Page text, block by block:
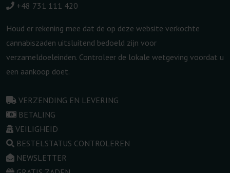
+48 731 111 420
Houd er rekening mee dat de op deze website verkochte
cannabiszaden uitsluitend bedoeld zijn voor
verzameldoeleinden. Controleer de lokale wetgeving voordat u
een aankoop doet.
VERZENDING EN LEVERING
BETALING
VEILIGHEID
BESTELSTATUS CONTROLEREN
NEWSLETTER